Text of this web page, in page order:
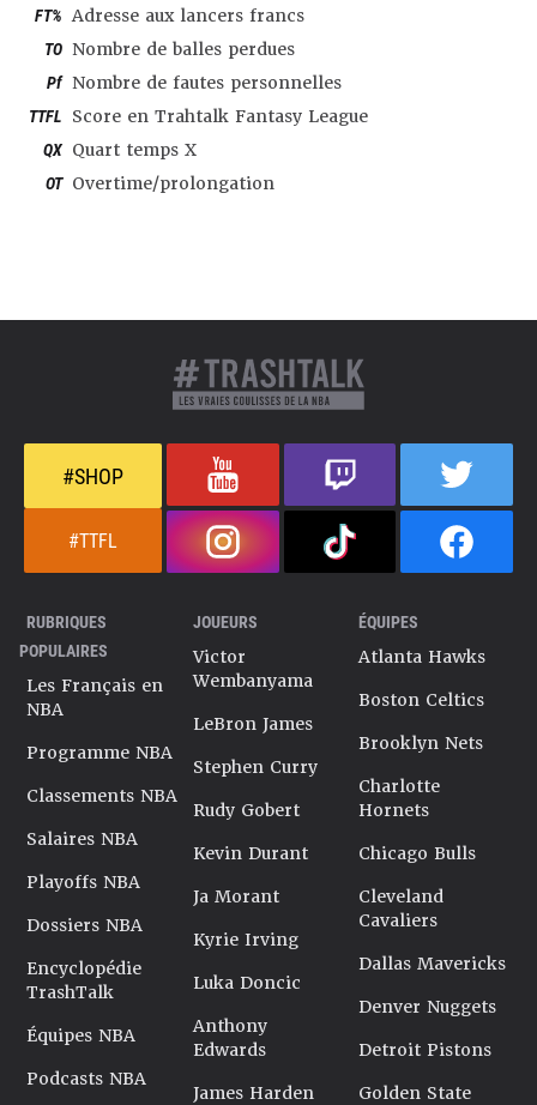
FT% Adresse aux lancers francs
TO Nombre de balles perdues
Pf Nombre de fautes personnelles
TTFL Score en Trahtalk Fantasy League
QX Quart temps X
OT Overtime/prolongation
#SHOP
#TTFL
RUBRIQUES
POPULAIRES
Les Français en
NBA
Programme NBA
Classements NBA
Salaires NBA
Playoffs NBA
Dossiers NBA
Encyclopédie
TrashTalk
Équipes NBA
Podcasts NBA
JOUEURS
Victor
Wembanyama
LeBron James
Stephen Curry
Rudy Gobert
Kevin Durant
Ja Morant
Kyrie Irving
Luka Doncic
Anthony
Edwards
James Harden
ÉQUIPES
Atlanta Hawks
Boston Celtics
Brooklyn Nets
Charlotte
Hornets
Chicago Bulls
Cleveland
Cavaliers
Dallas Mavericks
Denver Nuggets
Detroit Pistons
Golden State